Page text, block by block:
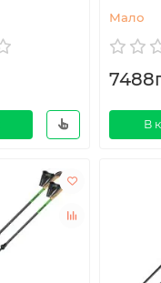
Мало
В